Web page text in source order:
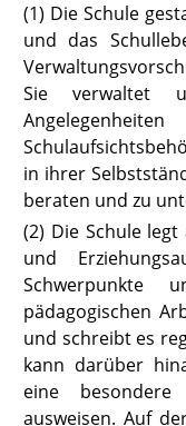
(1) Die Schule
und das
Sie verwaltet
in ihrer
beraten und zu
(2) Die Schule
und
Schwerpunkte
pädagogischen
und schreibt es
kann darüber
eine besondere
ausweisen. Auf